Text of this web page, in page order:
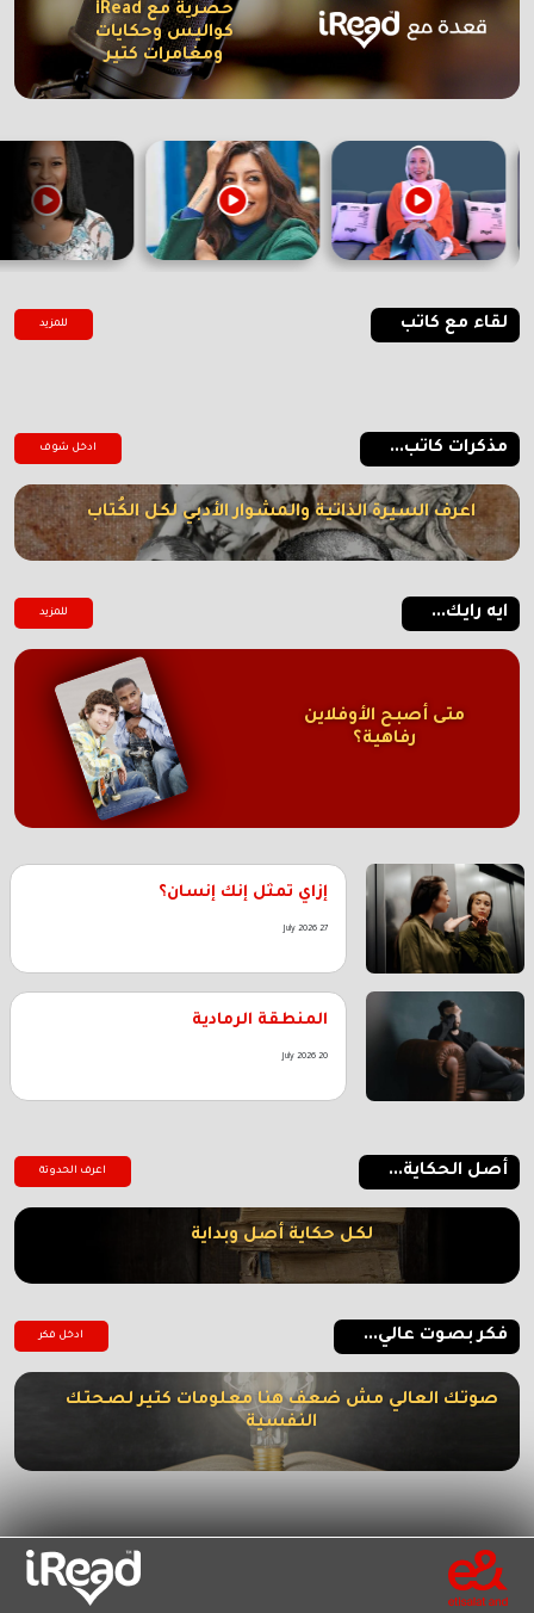
حصرية مع iRead
كواليس وحكايات
ومغامرات كتير
لقاء مع كاتب للمزيد
مذكرات كاتب... ادخل شوف
اعرف السيرة الذاتية والمشوار الأدبي لكل الكُتاب
ايه رايك... للمزيد
متى أصبح الأوفلاين
رفاهية؟
إزاي تمثل إنك إنسان؟
27 July 2026
المنطقة الرمادية
20 July 2026
أصل الحكاية... اعرف الحدوتة
لكل حكاية أصل وبداية
فكر بصوت عالي... ادخل فكر
صوتك العالي مش ضعف هنا معلومات كتير لصحتك
النفسية